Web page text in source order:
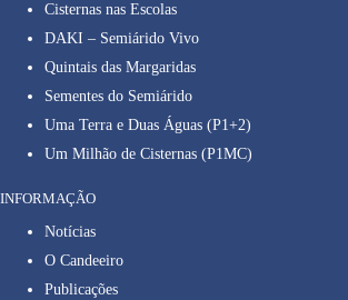
Cisternas nas Escolas
DAKI – Semiárido Vivo
Quintais das Margaridas
Sementes do Semiárido
Uma Terra e Duas Águas (P1+2)
Um Milhão de Cisternas (P1MC)
INFORMAÇÃO
Notícias
O Candeeiro
Publicações